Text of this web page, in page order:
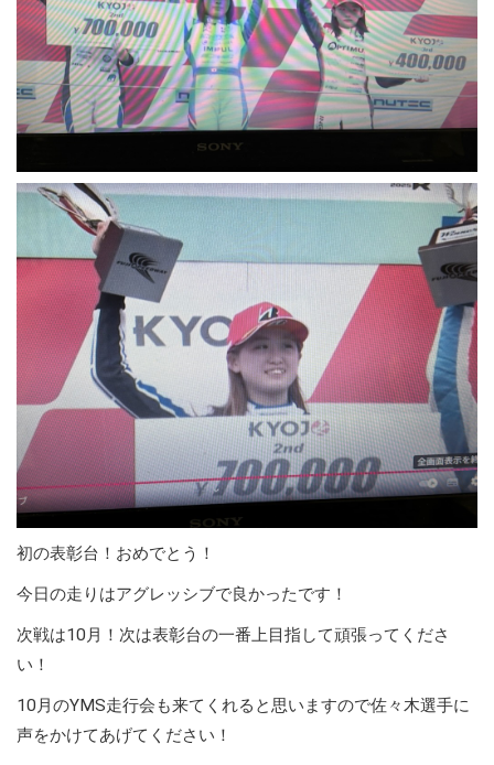
初の表彰台！おめでとう！
今日の走りはアグレッシブで良かったです！
次戦は10月！次は表彰台の一番上目指して頑張ってくださ
い！
10月のYMS走行会も来てくれると思いますので佐々木選手に
声をかけてあげてください！